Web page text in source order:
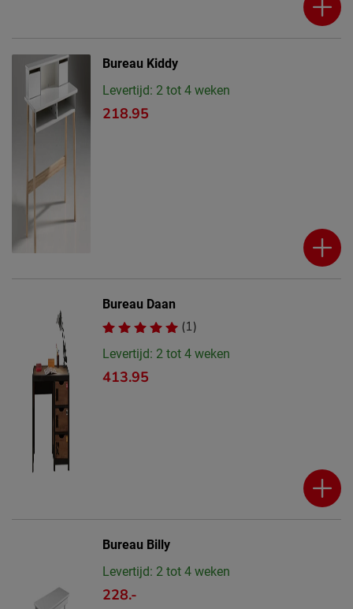
Bureau Kiddy
Levertijd: 2 tot 4 weken
218.95
Bureau Daan
(1)
Levertijd: 2 tot 4 weken
413.95
Bureau Billy
Levertijd: 2 tot 4 weken
228.-